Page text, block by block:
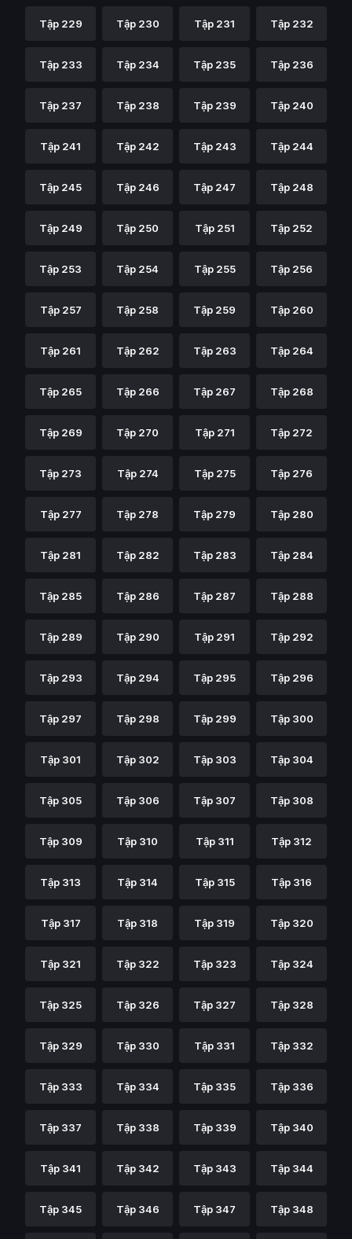
Tập 229 Tập 230 Tập 231 Tập 232
Tập 233 Tập 234 Tập 235 Tập 236
Tập 237 Tập 238 Tập 239 Tập 240
Tập 241 Tập 242 Tập 243 Tập 244
Tập 245 Tập 246 Tập 247 Tập 248
Tập 249 Tập 250 Tập 251 Tập 252
Tập 253 Tập 254 Tập 255 Tập 256
Tập 257 Tập 258 Tập 259 Tập 260
Tập 261 Tập 262 Tập 263 Tập 264
Tập 265 Tập 266 Tập 267 Tập 268
Tập 269 Tập 270 Tập 271 Tập 272
Tập 273 Tập 274 Tập 275 Tập 276
Tập 277 Tập 278 Tập 279 Tập 280
Tập 281 Tập 282 Tập 283 Tập 284
Tập 285 Tập 286 Tập 287 Tập 288
Tập 289 Tập 290 Tập 291 Tập 292
Tập 293 Tập 294 Tập 295 Tập 296
Tập 297 Tập 298 Tập 299 Tập 300
Tập 301 Tập 302 Tập 303 Tập 304
Tập 305 Tập 306 Tập 307 Tập 308
Tập 309 Tập 310 Tập 311 Tập 312
Tập 313 Tập 314 Tập 315 Tập 316
Tập 317 Tập 318 Tập 319 Tập 320
Tập 321 Tập 322 Tập 323 Tập 324
Tập 325 Tập 326 Tập 327 Tập 328
Tập 329 Tập 330 Tập 331 Tập 332
Tập 333 Tập 334 Tập 335 Tập 336
Tập 337 Tập 338 Tập 339 Tập 340
Tập 341 Tập 342 Tập 343 Tập 344
Tập 345 Tập 346 Tập 347 Tập 348